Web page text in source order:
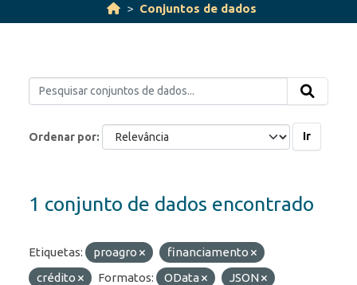
Conjuntos de dados
Ordenar por Ir
1 conjunto de dados encontrado
Etiquetas: proagro
financiamento
crédito
Formatos: OData JSON